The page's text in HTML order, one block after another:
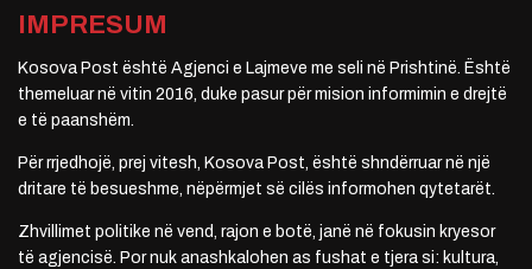
IMPRESUM
Kosova Post është Agjenci e Lajmeve me seli në Prishtinë. Është
themeluar në vitin 2016, duke pasur për mision informimin e drejtë
e të paanshëm.
Për rrjedhojë, prej vitesh, Kosova Post, është shndërruar në një
dritare të besueshme, nëpërmjet së cilës informohen qytetarët.
Zhvillimet politike në vend, rajon e botë, janë në fokusin kryesor
të agjencisë. Por nuk anashkalohen as fushat e tjera si: kultura,